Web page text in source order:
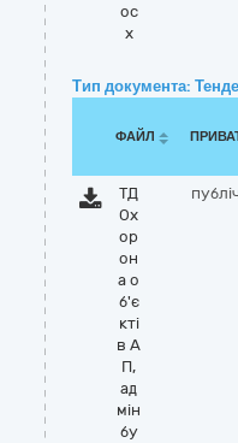
oc
x
Тип документа:
ФАЙЛ
ТД
Ох
ор
он
а о
б'є
кті
в А
П,
ад
мін
бу